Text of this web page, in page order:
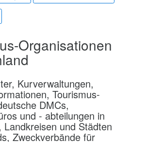
Organisationen
Kurverwaltungen,
Tourismus-
DMCs,
und - abteilungen in
Landkreisen und Städten
Zweckverbände für